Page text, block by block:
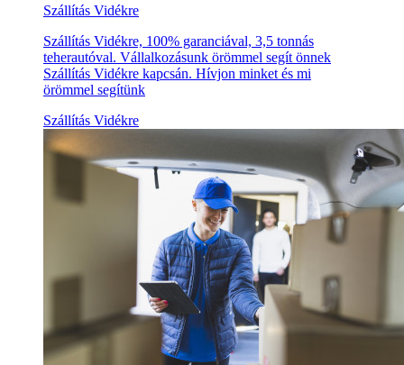
Szállítás Vidékre
Szállítás Vidékre, 100% garanciával, 3,5 tonnás
teherautóval. Vállalkozásunk örömmel segít önnek
Szállítás Vidékre kapcsán. Hívjon minket és mi
örömmel segítünk
Szállítás Vidékre